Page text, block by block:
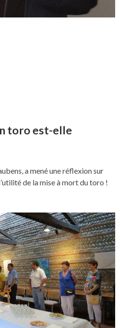
toro est-elle
a mené une réflexion sur
de la mise à mort du toro !